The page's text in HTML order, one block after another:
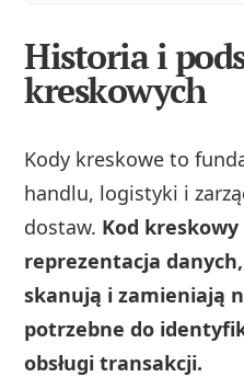
Historia i
kreskowych
Kody kreskowe to
handlu, logistyki i
dostaw. Kod
reprezentacja
skanują i zamieniają
potrzebne do
obsługi transakcji.